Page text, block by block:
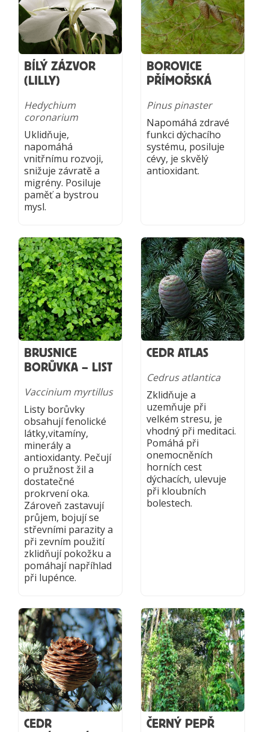
BÍLÝ ZÁZVOR
(LILLY)
Hedychium
coronarium
Uklidňuje,
napomáhá
vnitřnímu rozvoji,
snižuje závratě a
migrény. Posiluje
paměť a bystrou
mysl.
BOROVICE
PŘÍMOŘSKÁ
Pinus pinaster
Napomáhá zdravé
funkci dýchacího
systému, posiluje
cévy, je skvělý
antioxidant.
BRUSNICE
BORŮVKA – LIST
Vaccinium myrtillus
Listy borůvky
obsahují fenolické
látky,vitamíny,
minerály a
antioxidanty. Pečují
o pružnost žil a
dostatečné
prokrvení oka.
Zároveň zastavují
průjem, bojují se
střevními parazity a
při zevním použití
zklidňují pokožku a
pomáhají napříhlad
při lupénce.
CEDR ATLAS
Cedrus atlantica
Zklidňuje a
uzemňuje při
velkém stresu, je
vhodný při meditaci.
Pomáhá při
onemocněních
horních cest
dýchacích, ulevuje
při kloubních
bolestech.
CEDR
ČERNÝ PEPŘ